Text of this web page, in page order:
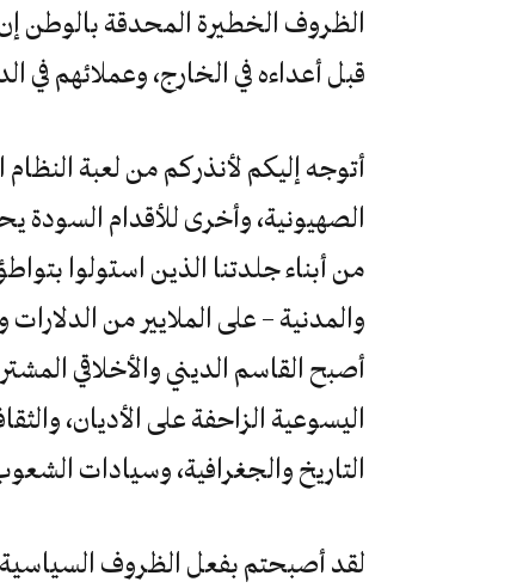
الظروف الخطيرة المحدقة بالوطن
قبل أعداءه في الخارج، وعملائهم في
أتوجه إليكم لأنذركم من لعبة النظام
الصهيونية، وأخرى للأقدام السودة
من أبناء جلدتنا الذين استولوا
والمدنية – على الملايير من
أصبح القاسم الديني والأخلاقي
اليسوعية الزاحفة على الأديان،
التاريخ والجغرافية، وسيادات
لقد أصبحتم بفعل الظروف السياسية